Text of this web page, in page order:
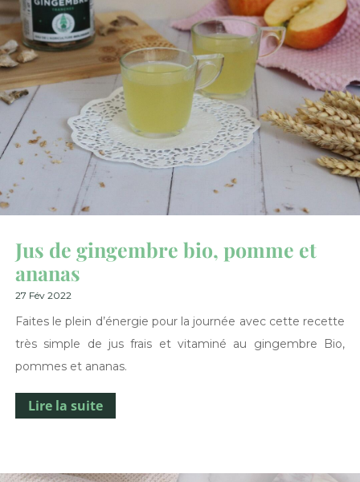
Jus de gingembre bio, pomme et
ananas
27 Fév 2022
Faites le plein d’énergie pour la journée avec cette recette
très simple de jus frais et vitaminé au gingembre Bio,
pommes et ananas.
Lire la suite